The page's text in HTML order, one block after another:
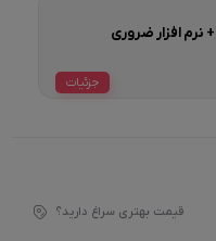
جزئیات
قیمت بهتری سراغ دارید؟